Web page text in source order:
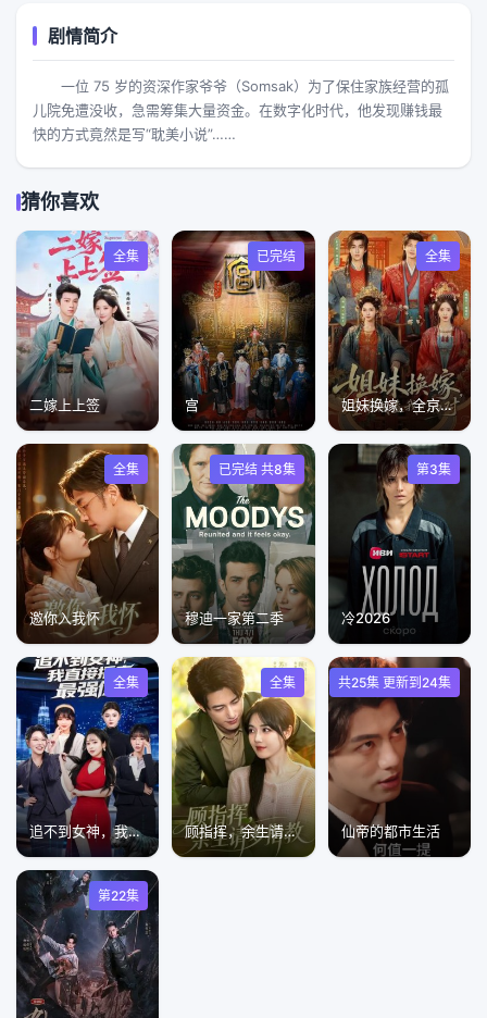
剧情简介
一位 75 岁的资深作家爷爷（Somsak）为了保住家族经营的孤
儿院免遭没收，急需筹集大量资金。在数字化时代，他发现赚钱最
快的方式竟然是写“耽美小说”……
猜你喜欢
全集
二嫁上上签
已完结
宫
全集
姐妹换嫁，全京城嗑我们两对
全集
邀你入我怀
已完结 共8集
穆迪一家第二季
第3集
冷2026
全集
追不到女神，我直接摇来最强僚机
全集
顾指挥，余生请多指教
共25集 更新到24集
仙帝的都市生活
第22集